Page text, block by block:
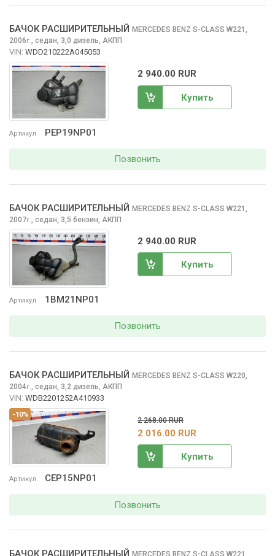
Артикул PEP19NP01
БАЧОК РАСШИРИТЕЛЬНЫЙ MERCEDES BENZ S-CLASS W221,
2006г., седан, 3,0 дизель, АКПП
VIN: WDD210222A045053
2 940.00 RUR
Купить
Позвонить
Артикул 1BM21NP01
БАЧОК РАСШИРИТЕЛЬНЫЙ MERCEDES BENZ S-CLASS W221,
2007г. седан, 3,5 бензин, АКПП
2 940.00 RUR
Купить
Позвонить
-10%
Артикул CEP15NP01
БАЧОК РАСШИРИТЕЛЬНЫЙ MERCEDES BENZ S-CLASS W220,
2004г. седан, 3,2 дизель, АКПП
VIN: WDB2201252A410933
2 268.00 RUR
2 016.00 RUR
Купить
Позвонить
БАЧОК РАСШИРИТЕЛЬНЫЙ MERCEDES BENZ S-CLASS W221,